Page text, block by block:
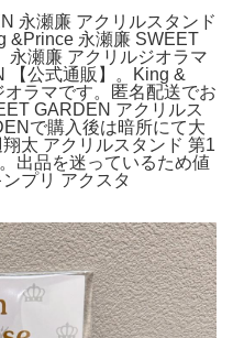
永瀬廉 アクリルスタンド
&Prince 永瀬廉 SWEET
永瀬廉 アクリルジオラマ
【公式通販】。King &
ラマです。匿名配送でお
GARDEN アクリルス
で購入後は暗所にて大
太 アクリルスタンド 第1
出品を迷っているため値
プリ アクスタ